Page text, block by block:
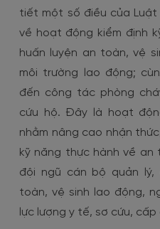
tiết một số điều của
về hoạt động kiểm định
huấn luyện an toàn, vệ
môi trường lao động;
đến công tác phòng
cứu hộ. Đây là hoạt
nhằm nâng cao nhận
kỹ năng thực hành về an
đội ngũ cán bộ quản
toàn, vệ sinh lao động,
lực lượng y tế, sơ cứu,